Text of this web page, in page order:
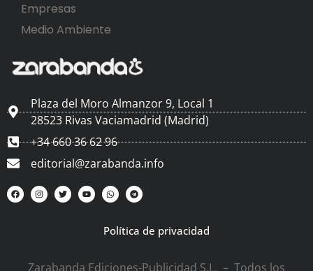
Empresas
Medio Ambiente
Plaza del Moro Almanzor 9, Local 1
28523 Rivas Vaciamadrid (Madrid)
+34 660 36 62 96
editorial@zarabanda.info
Política de privacidad
Zarabanda Ediciones-Publicidad S.L. – Todos los